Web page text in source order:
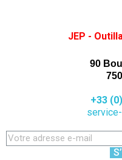
JEP -
90
+33